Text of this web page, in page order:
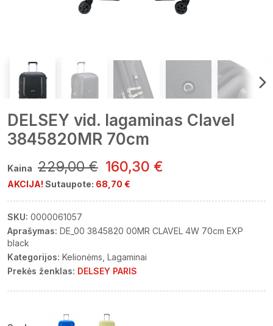
DELSEY vid. lagaminas Clavel
3845820MR 70cm
Kaina 229,00 € 160,30 €
AKCIJA! Sutaupote: 68,70 €
SKU: 0000061057
Aprašymas: DE_00 3845820 00MR CLAVEL 4W 70cm EXP
black
Kategorijos: Kelionėms Lagaminai
Prekės ženklas: DELSEY PARIS